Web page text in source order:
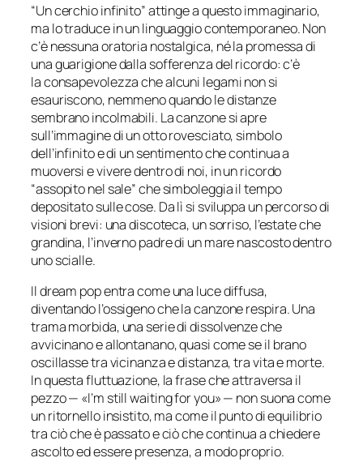
“Un cerchio infinito” attinge a questo immaginario,
ma lo traduce in un linguaggio contemporaneo. Non
c’è nessuna oratoria nostalgica, né la promessa di
una guarigione dalla sofferenza del ricordo: c’è
la consapevolezza che alcuni legami non si
esauriscono, nemmeno quando le distanze
sembrano incolmabili. La canzone si apre
sull’immagine di un otto rovesciato, simbolo
dell’infinito e di un sentimento che continua a
muoversi e vivere dentro di noi, in un ricordo
“assopito nel sale” che simboleggia il tempo
depositato sulle cose. Da lì si sviluppa un percorso di
visioni brevi: una discoteca, un sorriso, l’estate che
grandina, l’inverno padre di un mare nascosto dentro
uno scialle.
Il dream pop entra come una luce diffusa,
diventando l’ossigeno che la canzone respira. Una
trama morbida, una serie di dissolvenze che
avvicinano e allontanano, quasi come se il brano
oscillasse tra vicinanza e distanza, tra vita e morte.
In questa fluttuazione, la frase che attraversa il
pezzo — «I’m still waiting for you» — non suona come
un ritornello insistito, ma come il punto di equilibrio
tra ciò che è passato e ciò che continua a chiedere
ascolto ed essere presenza, a modo proprio.